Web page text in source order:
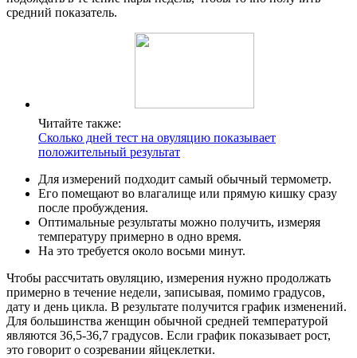
средний показатель.
Читайте также:
Сколько дней тест на овуляцию показывает
положительный результат
Для измерений подходит самый обычный термометр.
Его помещают во влагалище или прямую кишку сразу
после пробуждения.
Оптимальные результаты можно получить, измеряя
температуру примерно в одно время.
На это требуется около восьми минут.
Чтобы рассчитать овуляцию, измерения нужно продолжать
примерно в течение недели, записывая, помимо градусов,
дату и день цикла. В результате получится график изменений.
Для большинства женщин обычной средней температурой
являются 36,5-36,7 градусов. Если график показывает рост,
это говорит о созревании яйцеклетки.